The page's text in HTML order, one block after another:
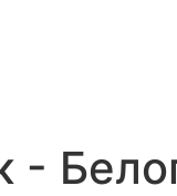
-